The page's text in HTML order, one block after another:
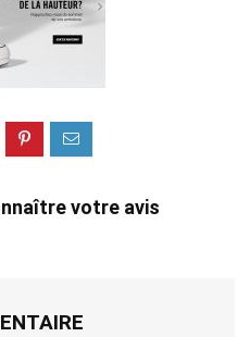
votre avis